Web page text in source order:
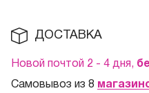
ДОСТАВКА
Новой почтой 2 - 4 дня,
Самовывоз из 8